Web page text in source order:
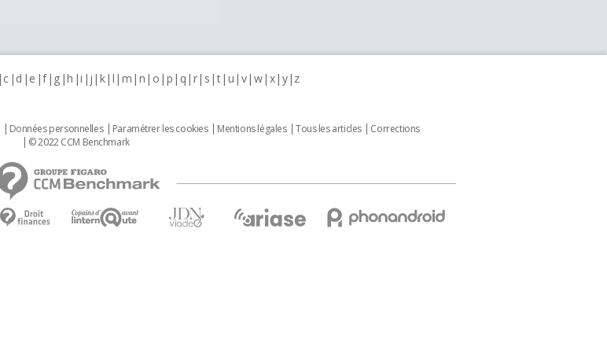
c d e f g h i j k l m n o p q r s t u v w x y z
Données personnelles Paramétrer les cookies Mentions légales Tous les articles
Corrections
© 2022 CCM Benchmark